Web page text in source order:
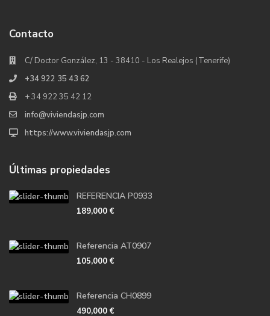
Contacto
C/ Doctor González, 13 - 38410 - Los Realejos (Tenerife)
+34 922 35 43 62
+ 34 922 35 42 12
info@viviendasjp.com
https://www.viviendasjp.com
Últimas propiedades
REFERENCIA P0933
189,000 €
Referencia AT0907
105,000 €
Referencia CH0899
490,000 €